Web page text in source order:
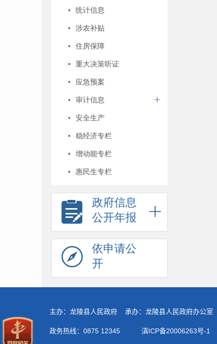
统计信息
涉农补贴
住房保障
重大决策听证
应急预案
审计信息
安全生产
稳经济专栏
增动能专栏
惠民生专栏
政府信息
公开年报
依申请公
开